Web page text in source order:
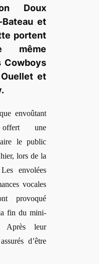
Doux
Bateau et
portent
même
Cowboys
et
envoûtant
une
le public
lors de la
envolées
vocales
provoqué
fin du mini-
Après leur
d’être